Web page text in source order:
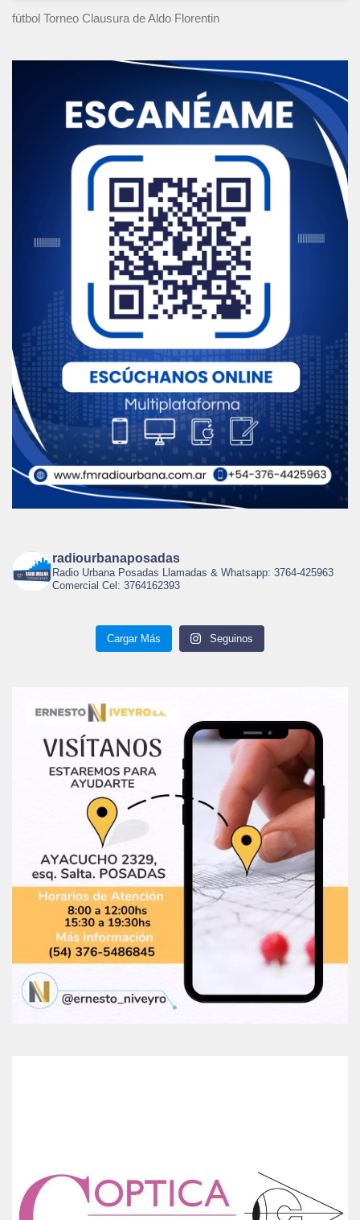
fútbol Torneo Clausura de Aldo Florentin
radiourbanaposadas
Radio Urbana Posadas Llamadas & Whatsapp: 3764-425963
Comercial Cel: 3764162393
Cargar Más Seguinos